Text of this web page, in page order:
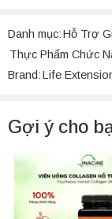
Chưa có đánh giá
Danh mục:Hỗ Trợ
Thực Phẩm Chức
Brand:Life
Gợi ý cho